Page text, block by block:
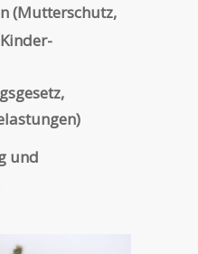
(Mutterschutz,
und